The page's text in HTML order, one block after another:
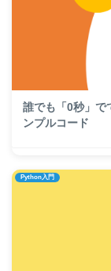
誰でも「0秒」
ンプルコード
Python入門